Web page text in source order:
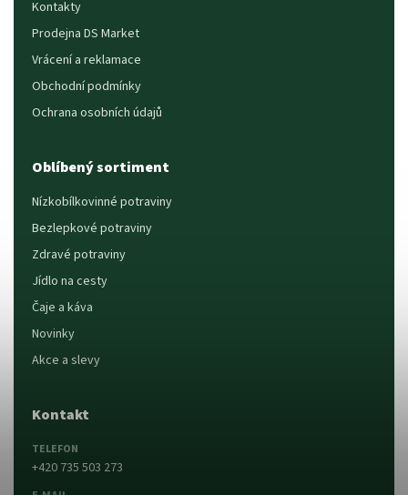
Kontakty
Prodejna DS Market
Vrácení a reklamace
Obchodní podmínky
Ochrana osobních údajů
Oblíbený sortiment
Nízkobílkovinné potraviny
Bezlepkové potraviny
Zdravé potraviny
Jídlo na cesty
Čaje a káva
Novinky
Akce a slevy
Kontakt
TELEFON
+420 735 503 273